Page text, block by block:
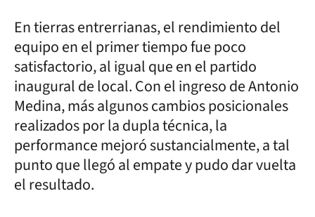
En tierras entrerrianas, el rendimiento del
equipo en el primer tiempo fue poco
satisfactorio, al igual que en el partido
inaugural de local. Con el ingreso de Antonio
Medina, más algunos cambios posicionales
realizados por la dupla técnica, la
performance mejoró sustancialmente, a tal
punto que llegó al empate y pudo dar vuelta
el resultado.